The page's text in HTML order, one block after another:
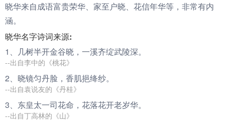
晓华来自成语富贵荣华、家至户晓、花信年华等，非常有内
涵。
晓华名字诗词来源:
1、几树半开金谷晓 ，一溪齐绽武陵深。
--出自李中的《桃花》
2、 晓镜匀丹脸，香肌挹绛纱。
--出自袁说友的《丹桂》
3、东皇太一司花命，花落花开老岁华。
--出自丁高林的《山》